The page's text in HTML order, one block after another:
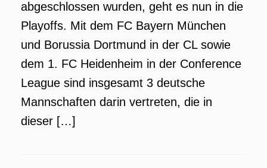
abgeschlossen wurden, geht es nun in die
Playoffs. Mit dem FC Bayern München
und Borussia Dortmund in der CL sowie
dem 1. FC Heidenheim in der Conference
League sind insgesamt 3 deutsche
Mannschaften darin vertreten, die in
dieser […]